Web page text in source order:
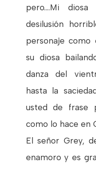
pero....Mi
desilusión
personaje como
su diosa
danza del
hasta la
usted de frase
como lo hace en
El señor Grey,
enamoro y es